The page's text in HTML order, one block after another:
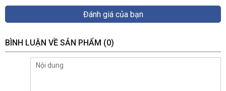
Đánh giá của bạn
BÌNH LUẬN VỀ SẢN PHẨM (0)